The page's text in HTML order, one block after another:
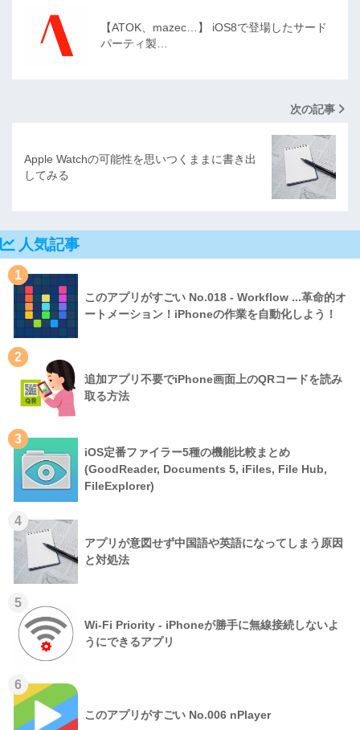
【ATOK、mazec…】 iOS8で登場したサード
パーティ製…
次の記事
Apple Watchの可能性を思いつくままに書き出
してみる
人気記事
1
このアプリがすごい No.018 - Workflow ...革命的オ
ートメーション！iPhoneの作業を自動化しよう！
2
追加アプリ不要でiPhone画面上のQRコードを読み
取る方法
3
iOS定番ファイラー5種の機能比較まとめ
(GoodReader, Documents 5, iFiles, File Hub,
FileExplorer)
4
アプリが意図せず中国語や英語になってしまう原因
と対処法
5
Wi-Fi Priority - iPhoneが勝手に無線接続しないよ
うにできるアプリ
6
このアプリがすごい No.006 nPlayer